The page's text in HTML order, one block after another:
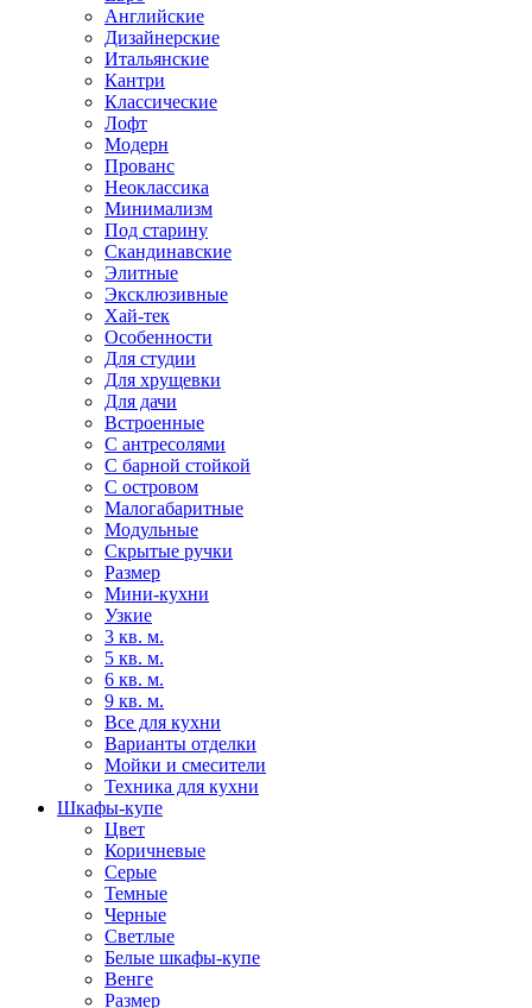
Английские
Дизайнерские
Итальянские
Кантри
Классические
Лофт
Модерн
Прованс
Неоклассика
Минимализм
Под старину
Скандинавские
Элитные
Эксклюзивные
Хай-тек
Особенности
Для студии
Для хрущевки
Для дачи
Встроенные
С антресолями
С барной стойкой
С островом
Малогабаритные
Модульные
Скрытые ручки
Размер
Мини-кухни
Узкие
3 кв. м.
5 кв. м.
6 кв. м.
9 кв. м.
Все для кухни
Варианты отделки
Мойки и смесители
Техника для кухни
Шкафы-купе
Цвет
Коричневые
Серые
Темные
Черные
Светлые
Белые шкафы-купе
Венге
Размер